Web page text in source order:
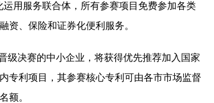
用服务联合体，所有参赛项目免费参加各类
资、保险和证券化便利服务。
级决赛的中小企业，将获得优先推荐加入国家
专利项目，其参赛核心专利可由各市市场监督
额。